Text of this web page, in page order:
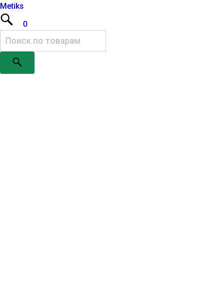
Metiks
0